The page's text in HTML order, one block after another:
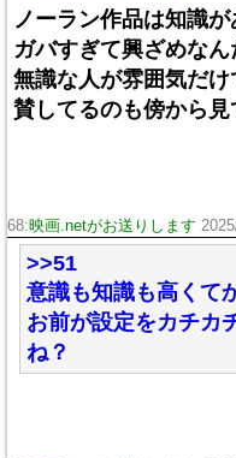
ノーラン作品は知識
ガバすぎて興ざめなん
無識な人が雰囲気だ
賛してるのも傍から見
68:映画.netがお送りします
>>51
意識も知識も高くて
お前が設定をカチカ
ね？